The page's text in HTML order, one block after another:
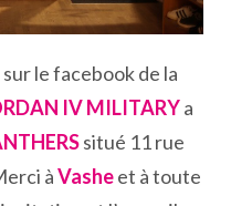
le facebook de la
IV MILITARYa
situé 11 rue
àVasheet à toute